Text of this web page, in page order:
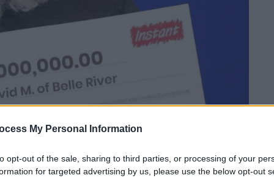
My Personal Information
opt-out of the sale, sharing to third parties, or processing of your
for targeted advertising by us, please use the below opt-out